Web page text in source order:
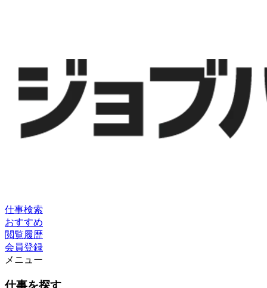
仕事検索
おすすめ
閲覧履歴
会員登録
メニュー
仕事を探す